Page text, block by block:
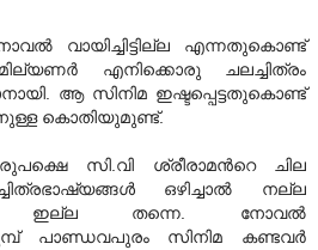
വായിച്ചിട്ടില്ല എന്നതുകൊണ്ട്
എനിക്കൊരു ചലച്ചിത്രം
ആ സിനിമ ഇഷ്ടപ്പെട്ടതുകൊണ്ട്
കൊതിയുമുണ്ട്.
സി.വി ശ്രീരാമന്‍റെ ചില
ഒഴിച്ചാല്‍ നല്ല
ഇല്ല തന്നെ. നോവല്‍
പാണ്ഡവപുരം സിനിമ കണ്ടവര്‍‍